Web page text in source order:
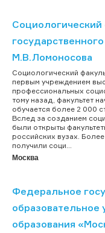
Социологический
М.В.Ломоносова
Социологический
первым учреждением
профессиональных
тому назад, факультет
обучается более 2 000
Вслед за созданием
были открыты
российских вузах.
получили соци...
Москва
Федеральное
образования